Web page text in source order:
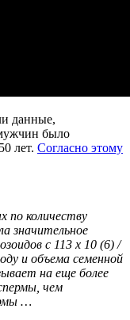
данные,
было
лет. Согласно этому
по количеству
значительное
с 113 х 10 (6) /
и объема семенной
на еще более
чем
…